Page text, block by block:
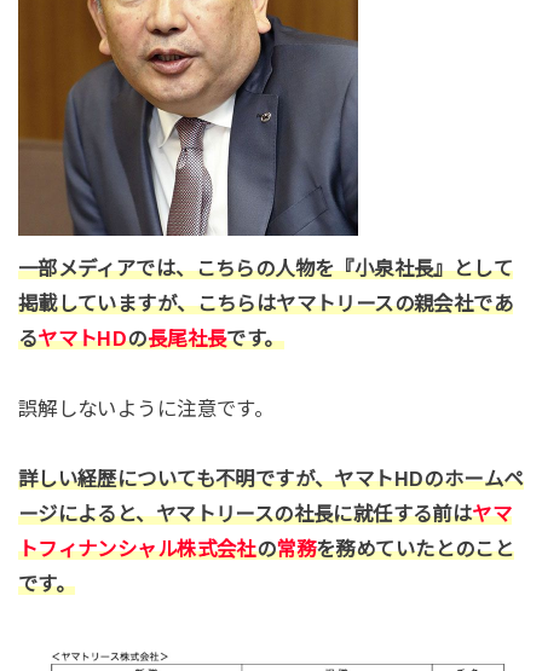
一部メディアでは、こちらの人物を『小泉社長』として
掲載していますが、こちらはヤマトリースの親会社であ
るヤマトHDの長尾社長です。
誤解しないように注意です。
詳しい経歴についても不明ですが、ヤマトHDのホームペ
ージによると、ヤマトリースの社長に就任する前はヤマ
トフィナンシャル株式会社の常務を務めていたとのこと
です。